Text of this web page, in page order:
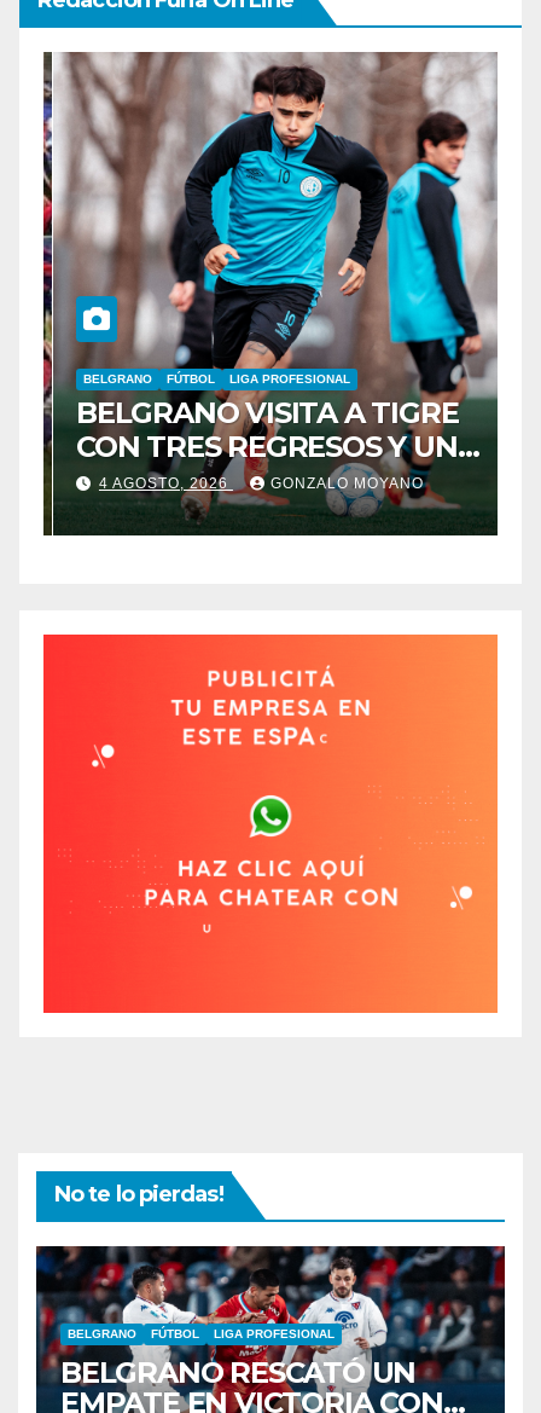
BELGRANO FÚTBOL LIGA PROFESIONAL
BELGRANO VISITA A TIGRE
CON TRES REGRESOS Y UNA
BAJA OBLIGADA
4 AGOSTO, 2026 GONZALO MOYANO
No te lo pierdas!
BELGRANO FÚTBOL LIGA PROFESIONAL
BELGRANO RESCATÓ UN
EMPATE EN VICTORIA CON